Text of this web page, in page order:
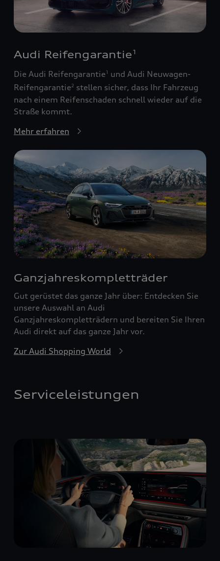
Audi Reifengarantie 1
Die Audi Reifengarantie1
und Audi Neuwagen-
Reifengarantie2 stellen sicher, dass Ihr Fahrzeug
nach einem Reifenschaden schnell wieder auf die
Straße kommt.
Mehr erfahren
Ganzjahreskompletträder
Gut gerüstet das ganze Jahr über: Entdecken Sie
unsere Auswahl an Audi
Ganzjahreskompletträdern und bereiten Sie Ihren
Audi direkt auf das ganze Jahr vor.
Zur Audi Shopping World
Serviceleistungen